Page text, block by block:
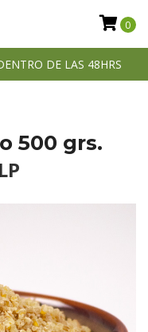
DE LAS 48HRS
0
500 grs.